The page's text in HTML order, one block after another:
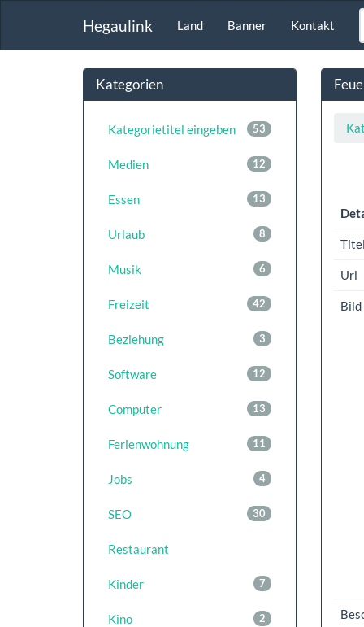
Hegaulink Land Banner Kontakt
Kategorien
53
Kategorietitel eingeben
12
Medien
13
Essen
8
Urlaub
6
Musik
42
Freizeit
3
Beziehung
12
Software
13
Computer
11
Ferienwohnung
4
Jobs
30
SEO
Restaurant
7
Kinder
2
Kino
Url
Bild